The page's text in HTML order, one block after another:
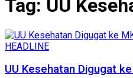
Tag: UU
HEADLINE
UU Kesehatan Digugat